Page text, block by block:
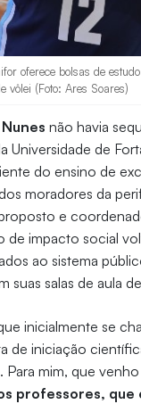
oferece bolsas de
vôlei (Foto: Ares Soares)
não havia
Universidade de
do ensino de
moradores da
e
de impacto social
ao sistema
salas de aula
inicialmente se
de iniciação
mim, que
professores,